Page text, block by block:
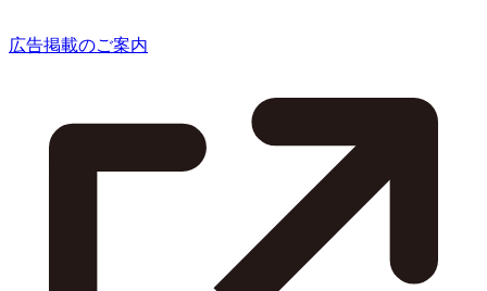
広告掲載のご案内